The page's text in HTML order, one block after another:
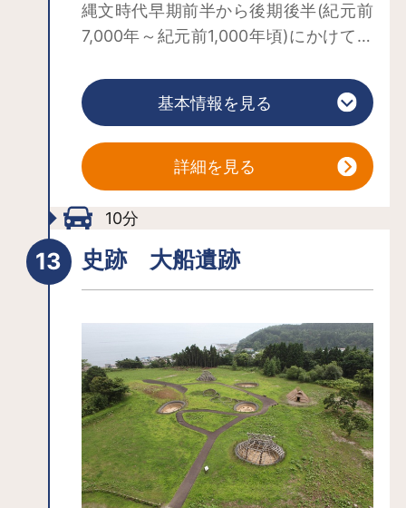
縄文時代早期前半から後期後半(紀元前
7,000年～紀元前1,000年頃)にかけて、
集落遺跡です。 定住が開始されたとみ
られる縄文時代早期前半(約7,000年前)
跡の土坑墓から世界最古の漆製品がみ
つかりました。その後、縄文時代早期
後半(紀元前5,000年)の土坑墓群から副
期後半の漆塗り注口土器や香炉形土器
などが数多く出土しています。こうし
た社会、精神文化の高さをうかがうこ
とができます。 また、縄文時代中期末
葉から後期初頭(紀元前2,000年前後)に
構築された長さ190ｍ以上におよぶ
「コ」(Ｕ)の字形をした大規模な盛土遺
構は、国内最大級の規模です。「送り
場」など祭祀・儀礼の場と考えられ、
基本情報を見る
詳細を見る
10分
史跡 大船遺跡